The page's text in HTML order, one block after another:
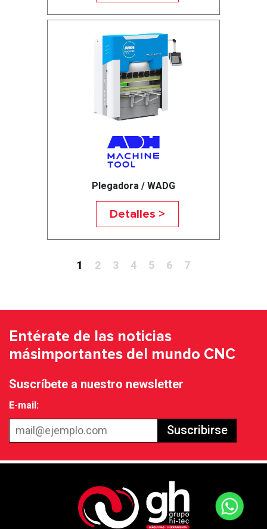
Plegadora / WADG
Detalles >
1 2 3 4 5 6 7
Entérate de las noticias
másimportantes del mundo CNC
Suscríbete a nuestro newsletter
E-mail:
Suscribirse